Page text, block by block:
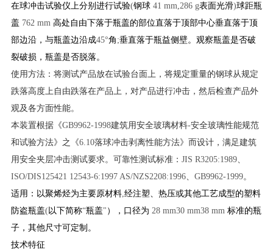
在球冲击试验仪上分别进行试验(钢球41 mm,286 g表面光滑)球距瓶
盖 762 mm 高处自由下落于瓶盖的部位直落于顶部中心垂直落于顶
部边沿，与瓶盖边沿成45°角 ;垂直落于瓶益侧壁。观察瓶盖是否破
裂破损，瓶盖是否脱落。
使用方法：将测试产品放在试验台面上，将规定重量的钢球从规定
跌落高度上自由跌落在产品上，对产品进行冲击，然后检查产品外
观及各方面性能。
本装置根据《GB9962-1998建筑用安全玻璃材料-安全玻璃性能规范
和试验方法》之《6.10落球冲击剥离性能方法》而设计，满足建筑
用安全夹层冲击测试要求。可靠性测试标准： JIS R3205:1989、
ISO/DIS125421 12543-6:1997 AS/NZS2208:1996、 GB9962-1999。
适用：以聚烯烃为主要原材料, 经注塑、热压或其他工艺成型的塑料
防盗瓶盖( 以下简称“瓶盖" ），口径为 28 mm30 mm38 mm 标准的瓶
子，其他尺寸可定制。
技术特征